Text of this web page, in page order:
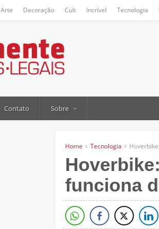
Arte Decoração Cult Incrível Tecnologia
Contato Sobre
Home Tecnologia
funciona